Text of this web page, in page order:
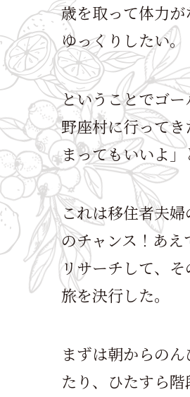
歳を取って体力が
ゆっくりしたい。
ということでゴ
野座村に行って
まってもいいよ」
これは移住者夫
のチャンス！あ
リサーチして、
旅を決行した。
まずは朝からの
たり、ひたすら